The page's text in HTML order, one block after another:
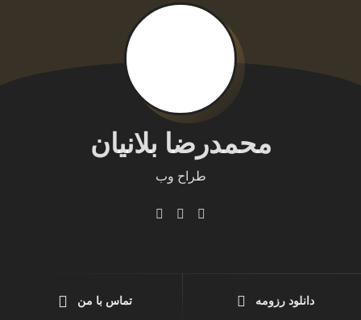
برنامه نویس پایتون
محمدرضا بلانیان
طراح وب
توسعه دهنده موبایل
دانلود رزومه تماس با من